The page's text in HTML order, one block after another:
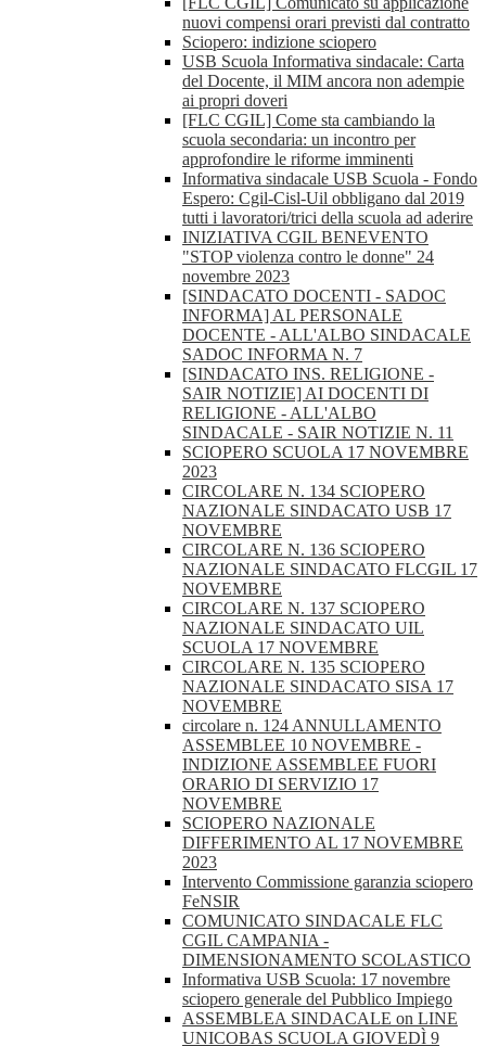
nuovi compensi orari previsti dal contratto
Sciopero: indizione sciopero
USB Scuola Informativa sindacale: Carta
del Docente, il MIM ancora non adempie
ai propri doveri
[FLC CGIL] Come sta cambiando la
scuola secondaria: un incontro per
approfondire le riforme imminenti
Informativa sindacale USB Scuola - Fondo
Espero: Cgil-Cisl-Uil obbligano dal 2019
tutti i lavoratori/trici della scuola ad aderire
INIZIATIVA CGIL BENEVENTO
"STOP violenza contro le donne" 24
novembre 2023
[SINDACATO DOCENTI - SADOC
INFORMA] AL PERSONALE
DOCENTE - ALL'ALBO SINDACALE
SADOC INFORMA N. 7
[SINDACATO INS. RELIGIONE -
SAIR NOTIZIE] AI DOCENTI DI
RELIGIONE - ALL'ALBO
SINDACALE - SAIR NOTIZIE N. 11
SCIOPERO SCUOLA 17 NOVEMBRE
2023
CIRCOLARE N. 134 SCIOPERO
NAZIONALE SINDACATO USB 17
NOVEMBRE
CIRCOLARE N. 136 SCIOPERO
NAZIONALE SINDACATO FLCGIL 17
NOVEMBRE
CIRCOLARE N. 137 SCIOPERO
NAZIONALE SINDACATO UIL
SCUOLA 17 NOVEMBRE
CIRCOLARE N. 135 SCIOPERO
NAZIONALE SINDACATO SISA 17
NOVEMBRE
circolare n. 124 ANNULLAMENTO
ASSEMBLEE 10 NOVEMBRE -
INDIZIONE ASSEMBLEE FUORI
ORARIO DI SERVIZIO 17
NOVEMBRE
SCIOPERO NAZIONALE
DIFFERIMENTO AL 17 NOVEMBRE
2023
Intervento Commissione garanzia sciopero
FeNSIR
COMUNICATO SINDACALE FLC
CGIL CAMPANIA -
DIMENSIONAMENTO SCOLASTICO
Informativa USB Scuola: 17 novembre
sciopero generale del Pubblico Impiego
ASSEMBLEA SINDACALE on LINE
UNICOBAS SCUOLA GIOVEDÌ 9